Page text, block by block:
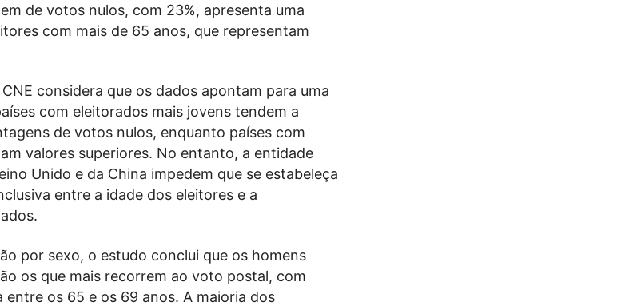
de votos nulos, com 23%, apresenta uma
com mais de 65 anos, que representam
considera que os dados apontam para uma
com eleitorados mais jovens tendem a
de votos nulos, enquanto países com
valores superiores. No entanto, a entidade
Unido e da China impedem que se estabeleça
entre a idade dos eleitores e a
por sexo, o estudo conclui que os homens
os que mais recorrem ao voto postal, com
entre os 65 e os 69 anos. A maioria dos